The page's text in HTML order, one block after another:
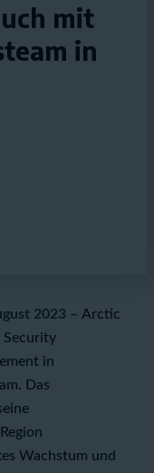
mit
in
2023 – Arctic
in
Das
Wachstum und